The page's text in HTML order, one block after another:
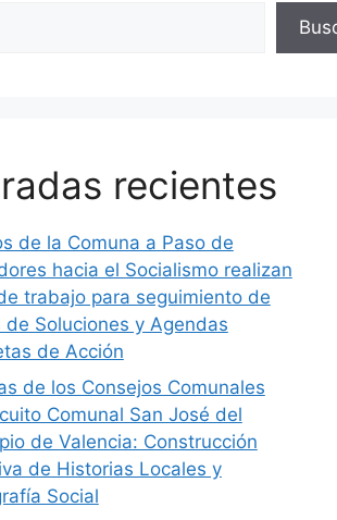
recientes
de la Comuna a Paso de
hacia el Socialismo realizan
trabajo para seguimiento de
de Soluciones y Agendas
de Acción
de los Consejos Comunales
Comunal San José del
de Valencia: Construcción
de Historias Locales y
Social